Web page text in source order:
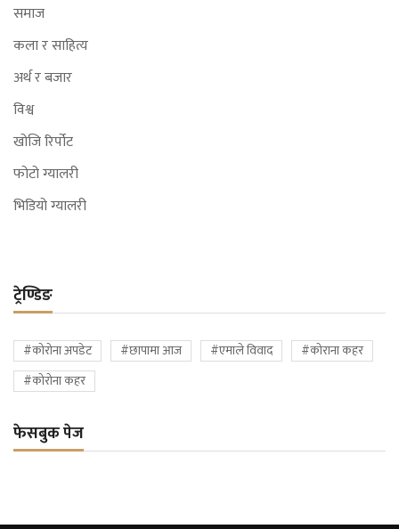
समाज
कला र साहित्य
अर्थ र बजार
विश्व
खोजि रिर्पोट
फोटो ग्यालरी
भिडियो ग्यालरी
ट्रेण्डिङ
#कोरोना अपडेट #छापामा आज #एमाले विवाद
#कोराना कहर
#कोरोना कहर
फेसबुक पेज